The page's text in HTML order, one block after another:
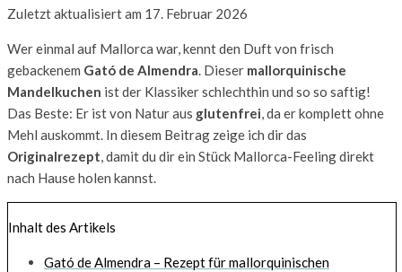
Zuletzt aktualisiert am 17. Februar 2026
Wer einmal auf Mallorca war, kennt den Duft von frisch
gebackenem Gató de Almendra. Dieser mallorquinische
Mandelkuchen ist der Klassiker schlechthin und so so saftig!
Das Beste: Er ist von Natur aus glutenfrei, da er komplett ohne
Mehl auskommt. In diesem Beitrag zeige ich dir das
Originalrezept, damit du dir ein Stück Mallorca-Feeling direkt
nach Hause holen kannst.
Inhalt des Artikels
Gató de Almendra – Rezept für mallorquinischen